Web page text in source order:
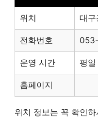
위치 대구
전화번호
운영 시간 평
홈페이지
위치 정보는 꼭 확인